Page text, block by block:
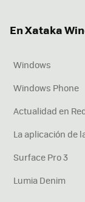
En Xataka
Windows
Windows Phone
Actualidad en
La aplicación de
Surface Pro 3
Lumia Denim